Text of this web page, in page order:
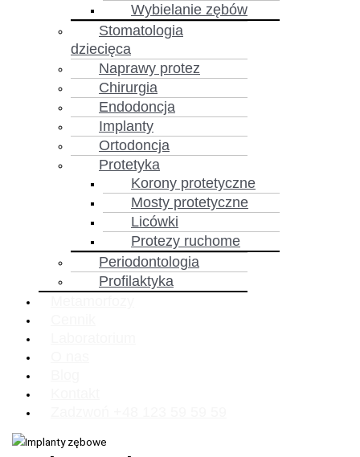
Wybielanie zębów
Stomatologia
dziecięca
Naprawy protez
Chirurgia
Endodoncja
Implanty
Ortodoncja
Protetyka
Korony protetyczne
Mosty protetyczne
Licówki
Protezy ruchome
Periodontologia
Profilaktyka